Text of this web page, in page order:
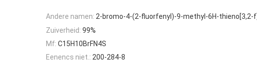
Andere namen: 2-bromo-4-(2-fluorfenyl)-9-methyl-6H-thieno[3,2-f]
Zuiverheid: 99%
Mf: C15H10BrFN4S
Eenencs niet.: 200-284-8